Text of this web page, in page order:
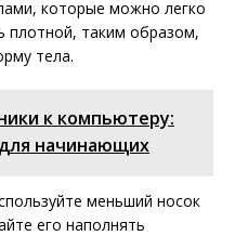
которые можно легко
плотной, таким образом,
тела.
к компьютеру:
начинающих
меньший носок
его наполнять